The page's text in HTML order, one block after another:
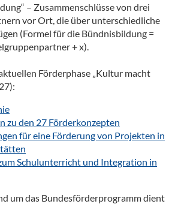
– Zusammenschlüsse von drei
vor Ort, die über unterschiedliche
(Formel für die Bündnisbildung =
+ x).
Förderphase „Kultur macht
zu den 27 Förderkonzepten
für eine Förderung von Projekten in
Schulunterricht und Integration in
um das Bundesförderprogramm dient